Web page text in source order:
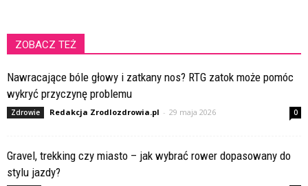
ZOBACZ TEŻ
Nawracające bóle głowy i zatkany nos? RTG zatok może pomóc
wykryć przyczynę problemu
Zdrowie Redakcja Zrodlozdrowia.pl - 29 maja 2026 0
Gravel, trekking czy miasto – jak wybrać rower dopasowany do
stylu jazdy?